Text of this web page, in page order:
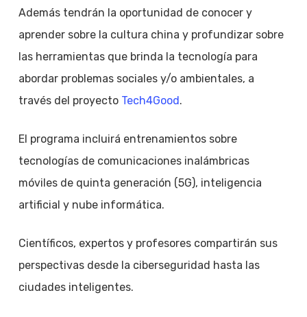
Además tendrán la oportunidad de conocer y
aprender sobre la cultura china y profundizar sobre
las herramientas que brinda la tecnología para
abordar problemas sociales y/o ambientales, a
través del proyecto Tech4Good.
El programa incluirá entrenamientos sobre
tecnologías de comunicaciones inalámbricas
móviles de quinta generación (5G), inteligencia
artificial y nube informática.
Científicos, expertos y profesores compartirán sus
perspectivas desde la ciberseguridad hasta las
ciudades inteligentes.